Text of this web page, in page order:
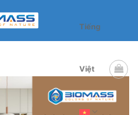
Tiếng
Việt